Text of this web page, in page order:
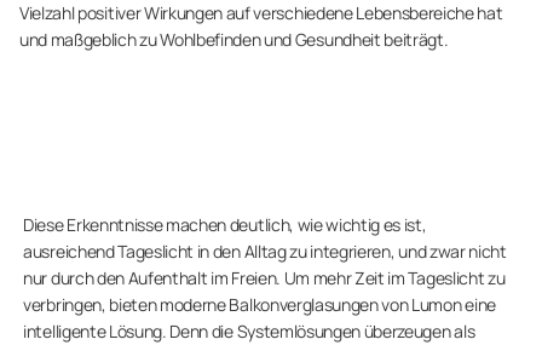
Vielzahl positiver Wirkungen auf verschiedene Lebensbereiche hat
und maßgeblich zu Wohlbefinden und Gesundheit beiträgt.
Diese Erkenntnisse machen deutlich, wie wichtig es ist,
ausreichend Tageslicht in den Alltag zu integrieren, und zwar nicht
nur durch den Aufenthalt im Freien. Um mehr Zeit im Tageslicht zu
verbringen, bieten moderne Balkonverglasungen von Lumon eine
intelligente Lösung. Denn die Systemlösungen überzeugen als